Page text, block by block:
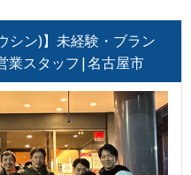
シン)】未経験・ブラン
業スタッフ|名古屋市